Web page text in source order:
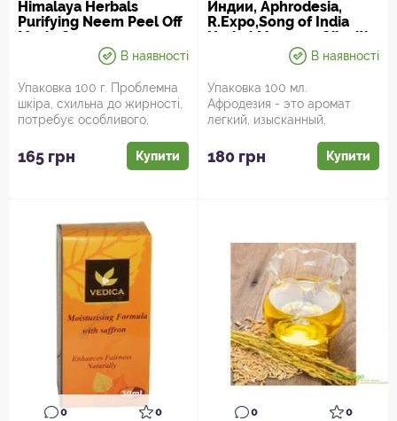
Himalaya Herbals
Purifying Neem Peel Off
Mask, Очищающая
маска для лица с нимом
В наявності
Упаковка 100 г. Проблемна
шкіра, схильна до жирності,
потребує особливого,
165 грн Купити
Индии, Aphrodesia,
R.Expo,Song of India
Herbal Massage Oil with
Essential Oils, Аюрведа
В наявності
Упаковка 100 мл.
Афродезия - это аромат
легкий, изысканный,
уверенности в себ...
180 грн Купити
0 0 0 0